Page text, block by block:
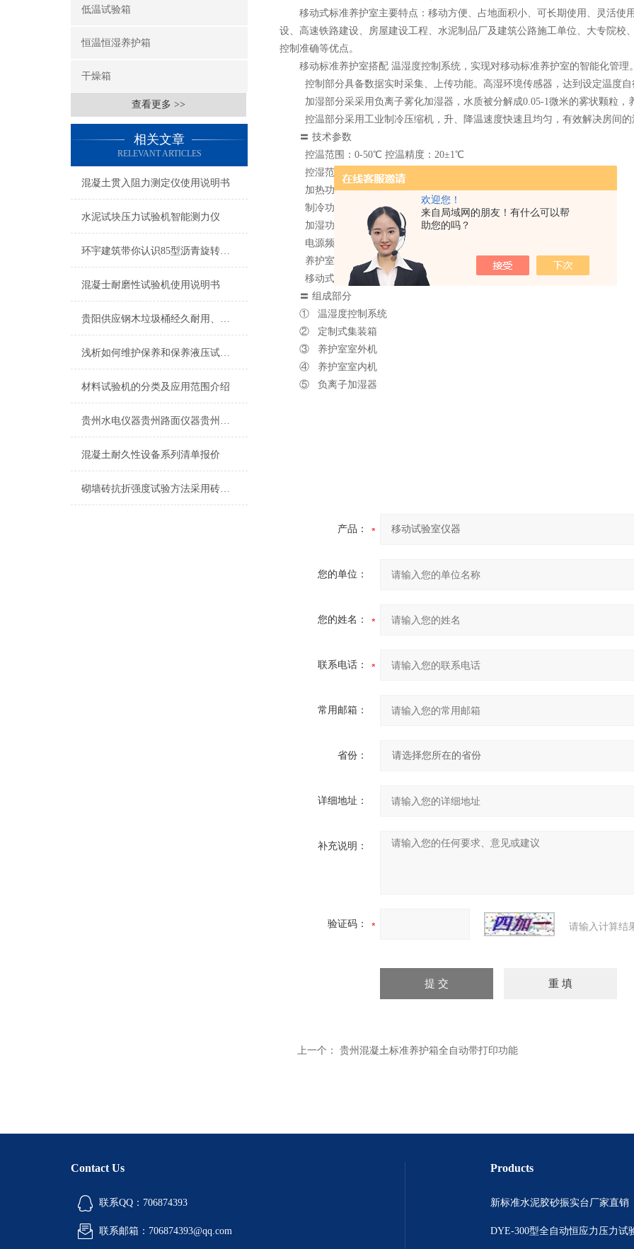
欢迎您！
来自局域网的朋友！有什么可以帮
助您的吗？
低温试验箱
恒温恒湿养护箱
干燥箱
查看更多 >>
相关文章
RELEVANT ARTICLES
混凝土贯入阻力测定仪使用说明书
水泥试块压力试验机智能测力仪
环宇建筑带你认识85型沥青旋转薄膜烘箱
混凝士耐磨性试验机使用说明书
贵阳供应钢木垃圾桶经久耐用、抗腐蚀、外观新颖
浅析如何维护保养和保养液压试验机
材料试验机的分类及应用范围介绍
贵州水电仪器贵州路面仪器贵州钢结构仪器桥梁仪器
混凝土耐久性设备系列清单报价
砌墙砖抗折强度试验方法采用砖瓦抗折试验机
移动式标准养护室主要特点：移动方便、占地面积小、可长期使用、灵活使
设、高速铁路建设、房屋建设工程、水泥制品厂及建筑公路施工单位、大专院校
控制准确等优点。
移动标准养护室搭配 温湿度控制系统，实现对移动标准养护室的智能化管理。
控制部分具备数据实时采集、上传功能。高湿环境传感器，达到设定温度自
加湿部分采采用负离子雾化加湿器，水质被分解成0.05-1微米的雾状颗粒，
控温部分采用工业制冷压缩机，升、降温速度快速且均匀，有效解决房间的
〓 技术参数
控温范围：0-50℃ 控温精度：20±1℃
控湿范围：≥95%(相对湿度)
加热功率：3KW
制冷功率：≤2KW
加湿功率：90W ? 电源稳压：220±10%V
电源频率：50±1HZ
养护室外形尺寸：6000×2400×2600 mm
移动式标准养护室完成重量：2000kg
〓 组成部分
① 温湿度控制系统
② 定制式集装箱
③ 养护室室外机
④ 养护室室内机
⑤ 负离子加湿器
产品：
您的单位：
您的姓名：
联系电话：
常用邮箱：
省份：
详细地址：
补充说明：
验证码： 请输入计算结
上一个： 贵州混凝土标准养护箱全自动带打印功能
Contact Us
联系QQ：706874393
联系邮箱：706874393@qq.com
Products
新标准水泥胶砂振实台厂家直销
DYE-300型全自动恒应力压力试